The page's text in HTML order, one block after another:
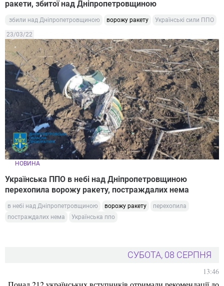
ракети, збитої над Дніпропетровщиною
збили над Дніпропетровщиною ворожу ракету Українські сили ППО
23/03/22
НОВИНА
Українська ППО в небі над Дніпропетровщиною
перехопила ворожу ракету, постраждалих нема
в небі над Дніпропетровщиною ворожу ракету
перехопила
постраждалих нема
Українська ппо
СУБОТА, 08 СЕРПНЯ
13:46